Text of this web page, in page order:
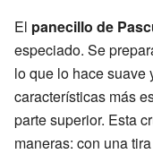
El panecillo de
especiado. Se
lo que lo hace suave
características más
parte superior. Esta
maneras: con una